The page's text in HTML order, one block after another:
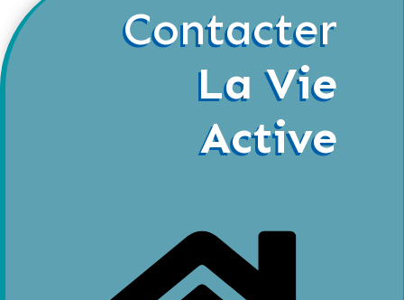
Contacter
La Vie
Active